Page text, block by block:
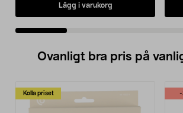
Lägg i varukorg
Ovanligt bra pris på
Kolla priset -